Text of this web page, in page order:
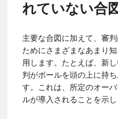
れていない合
主要な合図に加えて、審
ためにさまざまなあまり
用します。たとえば、新
判がボールを頭の上に持
す。これは、所定のオー
ルが導入されることを示し